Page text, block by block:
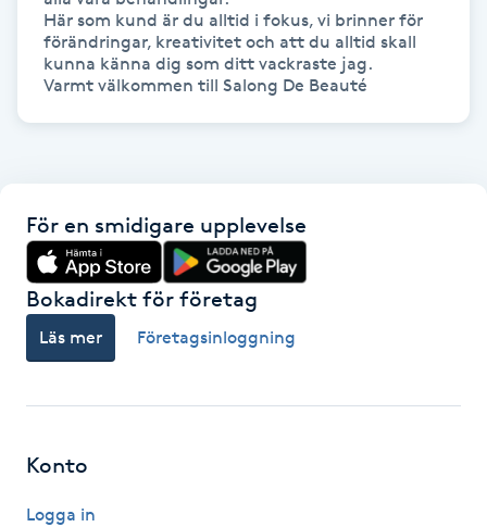
Hatha Yoga
Herrklippning
HIFU
Hot Stone Massage
Hot yoga
Här som kund är du alltid i fokus, vi brinner för
förändringar, kreativitet och att du alltid skall
kunna känna dig som ditt vackraste jag.
Varmt välkommen till Salong De Beauté
För en smidigare upplevelse
Bokadirekt för företag
Läs mer Företagsinloggning
Konto
Logga in